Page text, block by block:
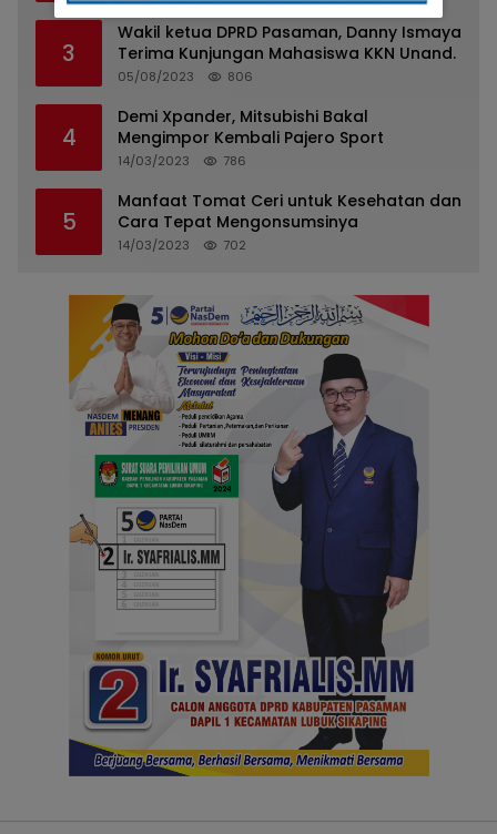
3
Wakil ketua DPRD Pasaman, Danny Ismaya
Terima Kunjungan Mahasiswa KKN Unand.
05/08/2023 806
4
Demi Xpander, Mitsubishi Bakal
Mengimpor Kembali Pajero Sport
14/03/2023 786
5
Manfaat Tomat Ceri untuk Kesehatan dan
Cara Tepat Mengonsumsinya
14/03/2023 702